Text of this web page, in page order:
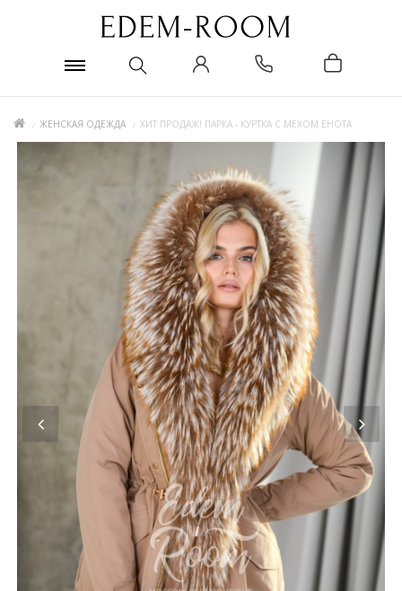
ЖЕНСКАЯ ОДЕЖДА ХИТ ПРОДАЖ! ПАРКА - КУРТКА С МЕХОМ ЕНОТА